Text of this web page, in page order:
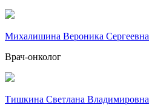
Михалишина Вероника Сергеевна
Врач-онколог
Тишкина Светлана Владимировна